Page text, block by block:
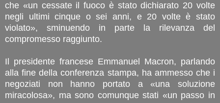
che «un cessate il fuoco è stato dichiarato 20 volte
negli ultimi cinque o sei anni, e 20 volte è stato
violato», sminuendo in parte la rilevanza del
compromesso raggiunto.
Il presidente francese Emmanuel Macron, parlando
alla fine della conferenza stampa, ha ammesso che i
negoziati non hanno portato a «una soluzione
miracolosa», ma sono comunque stati «un passo in